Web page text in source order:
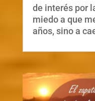
de interés por
miedo a que
años, sino a